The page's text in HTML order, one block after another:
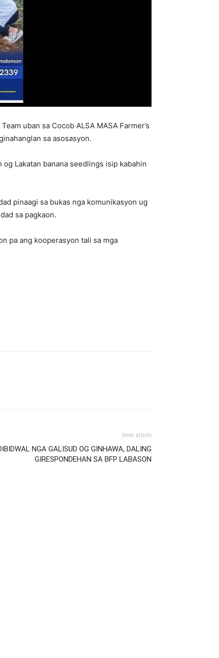
uban sa Cocob ALSA MASA Farmer’s
sa asosasyon.
Lakatan banana seedlings isip kabahin
pinaagi sa bukas nga komunikasyon ug
sa pagkaon.
pa ang kooperasyon tali sa mga
Next article
NGA GALISUD OG GINHAWA, DALING
GIRESPONDEHAN SA BFP LABASON